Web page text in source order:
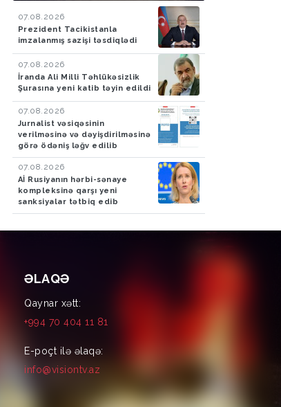
07.08.2026
Prezident Tacikistanla
imzalanmış sazişi təsdiqlədi
07.08.2026
İranda Ali Milli Təhlükəsizlik
Şurasına yeni katib təyin edildi
07.08.2026
Jurnalist vəsiqəsinin
verilməsinə və dəyişdirilməsinə
görə ödəniş ləğv edilib
07.08.2026
Aİ Rusiyanın hərbi-sənaye
kompleksinə qarşı yeni
sanksiyalar tətbiq edib
ƏLAQƏ
Qaynar xətt:
+994 70 404 11 81
E-poçt ilə əlaqə:
info@visiontv.az